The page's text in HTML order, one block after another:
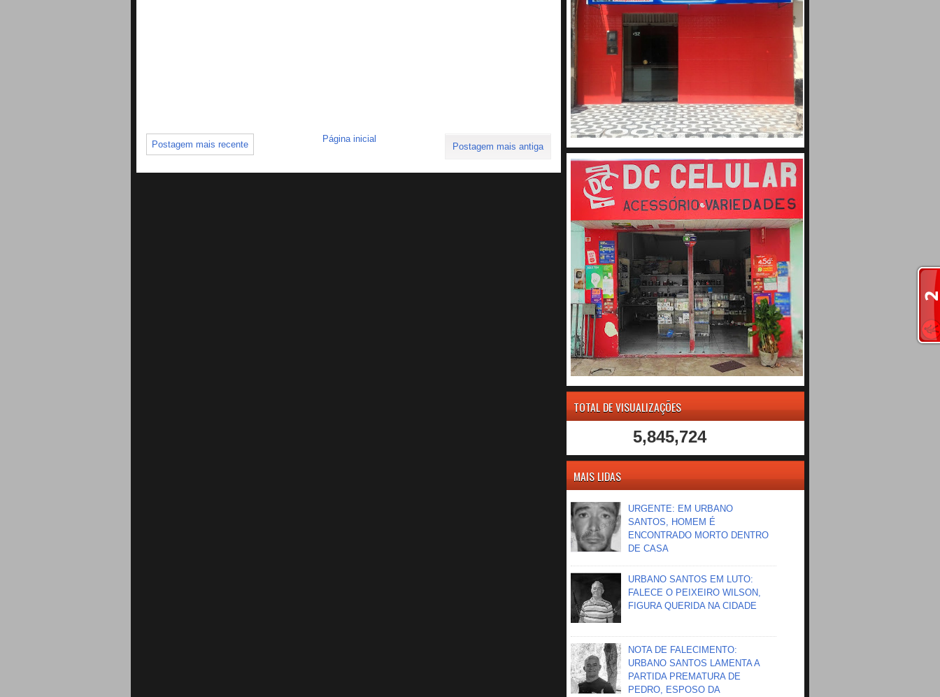
Postagem mais recente Postagem mais antiga
Página inicial
TOTAL DE VISUALIZAÇÕES
5,845,724
MAIS LIDAS
URGENTE: EM URBANO
SANTOS, HOMEM É
ENCONTRADO MORTO DENTRO
DE CASA
URBANO SANTOS EM LUTO:
FALECE O PEIXEIRO WILSON,
FIGURA QUERIDA NA CIDADE
NOTA DE FALECIMENTO:
URBANO SANTOS LAMENTA A
PARTIDA PREMATURA DE
PEDRO, ESPOSO DA